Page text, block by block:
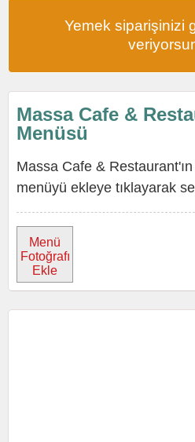
Yemek siparişinizi
Massa Cafe &
Menüsü
Massa Cafe &
menüyü ekleye tıklayarak
Menü
Fotoğrafı
Ekle